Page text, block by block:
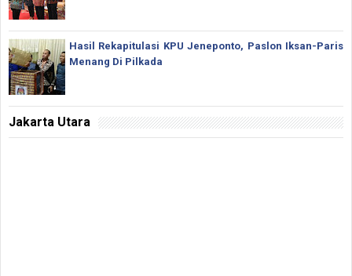
Hasil Rekapitulasi KPU Jeneponto, Paslon Iksan-Paris
Menang Di Pilkada
Jakarta Utara